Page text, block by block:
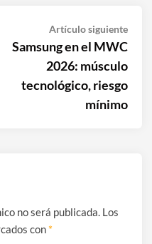
Artículo siguiente
Samsung en el MWC
2026: músculo
tecnológico, riesgo
mínimo
no será publicada. Los
con *